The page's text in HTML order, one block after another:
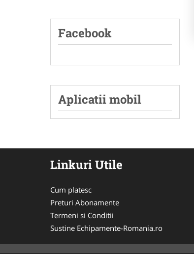
Facebook
Aplicatii mobil
Linkuri Utile
Cum platesc
Preturi Abonamente
Termeni si Conditii
Sustine Echipamente-Romania.ro